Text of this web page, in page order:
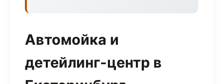
Автомойка и
детейлинг-центр в